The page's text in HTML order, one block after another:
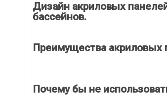
Дизайн акриловых
бассейнов.
Преимущества акриловых
Почему бы не